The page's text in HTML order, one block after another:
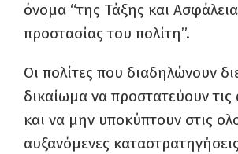
όνομα “της Τάξης και
προστασίας του πολίτη”.
Οι πολίτες που διαδηλώνουν
δικαίωμα να προστατεύουν τις
και να μην υποκύπτουν στις
αυξανόμενες